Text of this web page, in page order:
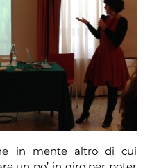
in mente altro di cui